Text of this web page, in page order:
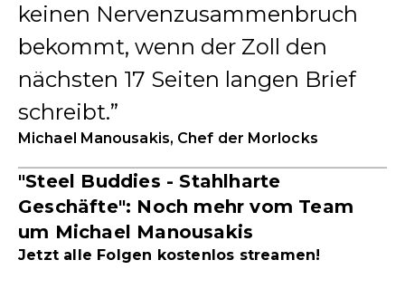
keinen Nervenzusammenbruch
bekommt, wenn der Zoll den
nächsten 17 Seiten langen Brief
schreibt.
Michael Manousakis, Chef der Morlocks
"Steel Buddies - Stahlharte
Geschäfte": Noch mehr vom Team
um Michael Manousakis
Jetzt alle Folgen kostenlos streamen!